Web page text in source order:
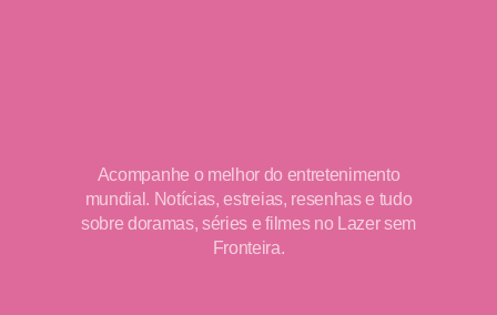
Acompanhe o melhor do entretenimento
mundial. Notícias, estreias, resenhas e tudo
sobre doramas, séries e filmes no Lazer sem
Fronteira.